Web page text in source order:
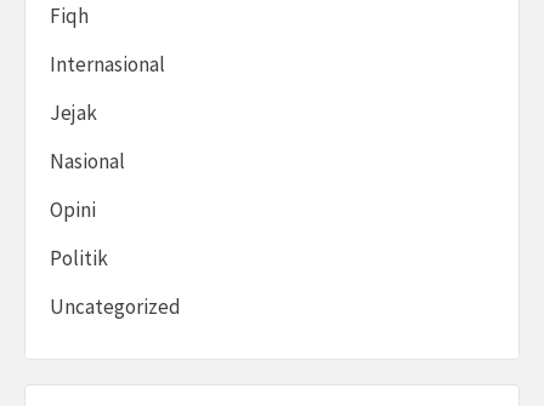
Fiqh
Internasional
Jejak
Nasional
Opini
Politik
Uncategorized